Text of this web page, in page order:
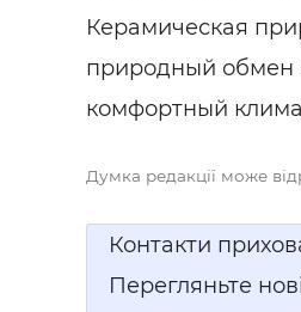
Керамическая
природный обмен
комфортный
Думка редакції може
Контакти
Перегляньте